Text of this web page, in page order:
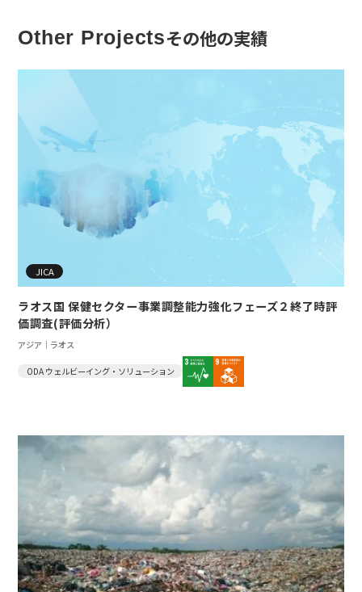
Other Projectsその他の実績
JICA
ラオス国 保健セクター事業調整能力強化フェーズ２終了時評
価調査(評価分析）
アジア｜ラオス
ODA ウェルビーイング・ソリューション